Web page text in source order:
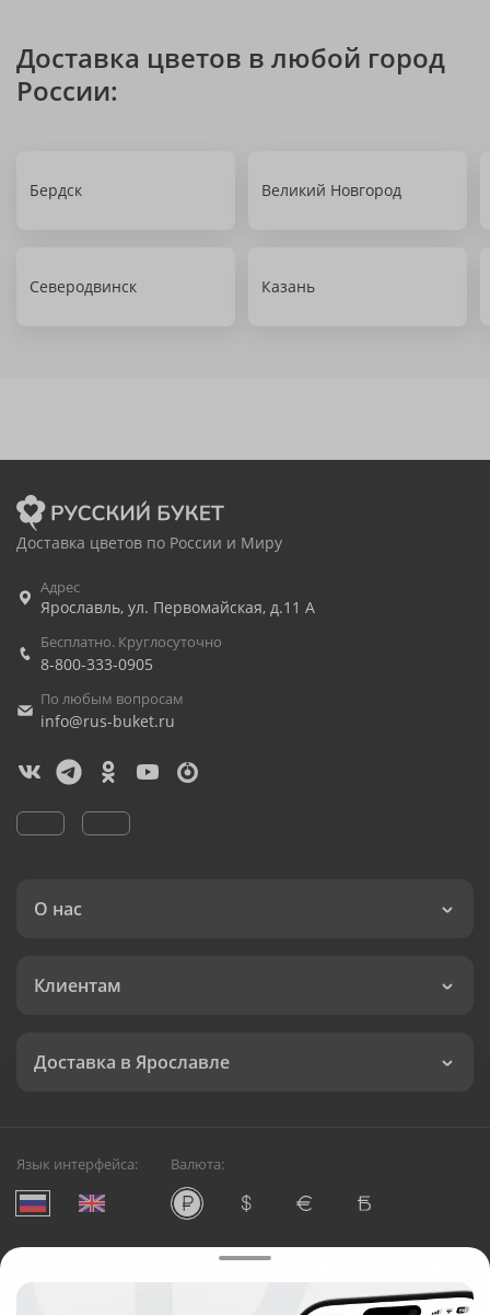
Доставка цветов в любой город
России:
Бердск Великий Новгород
Северодвинск Казань
Доставка цветов по России и Миру
Адрес
Ярославль, ул. Первомайская, д.11 А
Бесплатно. Круглосуточно
8-800-333-0905
По любым вопросам
info@rus-buket.ru
О нас
Клиентам
Доставка в Ярославле
Язык интерфейса: Валюта:
Служба круглосуточной доставки цветов в Ярославле
Русский Букет, 2026